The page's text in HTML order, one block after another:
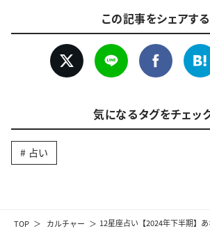
TOP カルチャー 12星座占い【2024年下半期】
この記事をシェアする
気になるタグをチェック
占い